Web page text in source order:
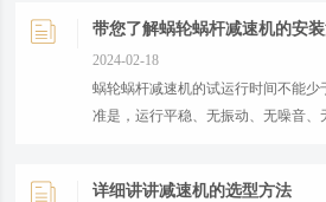
带您了解蜗轮蜗杆减速机的安
2024-02-18
蜗轮蜗杆减速机的试运行时间不能少
准是，运行平稳、无振动、无噪音
详细讲讲减速机的选型方法